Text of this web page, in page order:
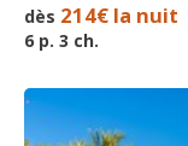
dès 214€ la nuit
6 p. 3 ch.